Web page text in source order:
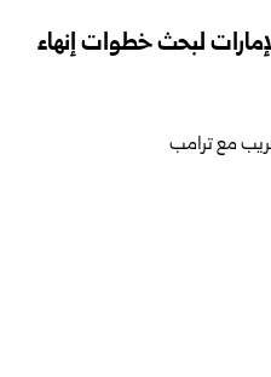
لبحث خطوات إنهاء